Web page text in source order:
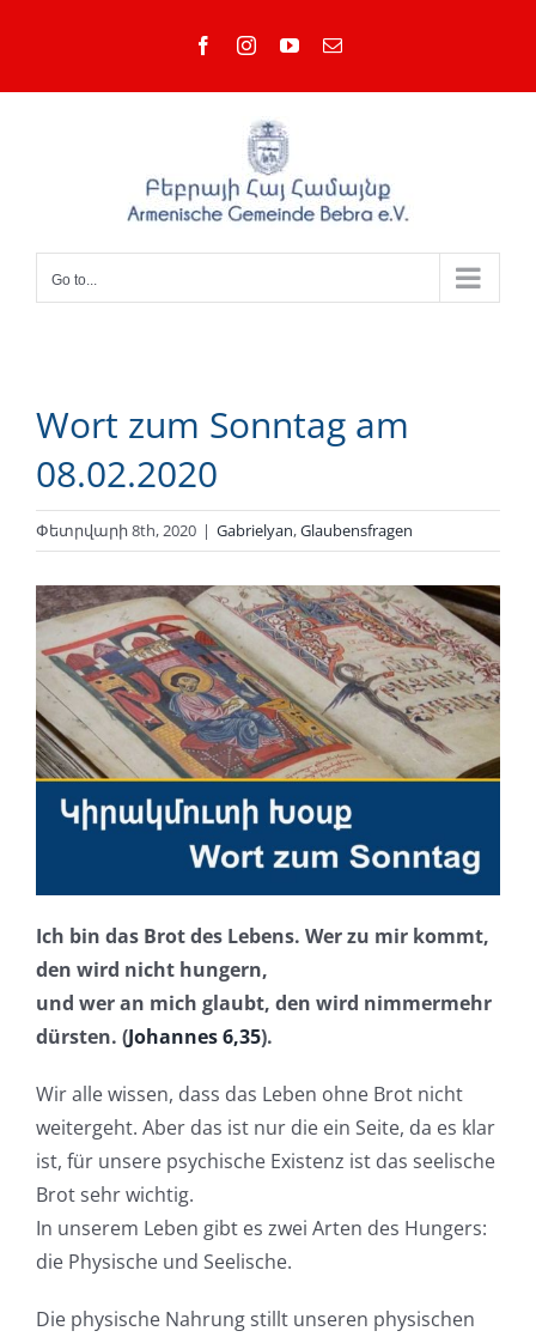
FacebookInstagramYouTubeEmail
Go to...
Wort zum Sonntag am
08.02.2020
Փետրվարի 8th, 2020 | Gabrielyan,Glaubensfragen
Ich bin das Brot des Lebens. Wer zu mir kommt,
den wird nicht hungern,
und wer an mich glaubt, den wird nimmermehr
dürsten. (Johannes 6,35).
Wir alle wissen, dass das Leben ohne Brot nicht
weitergeht. Aber das ist nur die ein Seite, da es klar
ist, für unsere psychische Existenz ist das seelische
Brot sehr wichtig.
In unserem Leben gibt es zwei Arten des Hungers:
die Physische und Seelische.
Die physische Nahrung stillt unseren physischen